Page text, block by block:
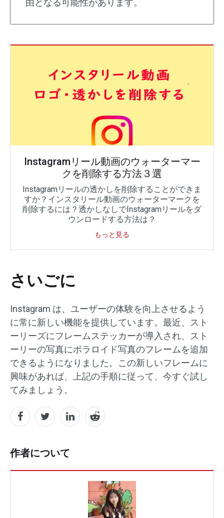
由となる可能性があります。
Instagramリール動画のウォーターマー
クを削除する方法３選
Instagramリールの透かしを削除することができま
すか？インスタリール動画のウォーターマークを
削除するには？透かしなしでInstagramリールをダ
ウンロードする方法は？
もっと見る
さいごに
Instagram は、ユーザーの体験を向上させるよう
に常に新しい機能を提供しています。最近、スト
ーリーズにフレームステッカーが導入され、スト
ーリーの写真にポラロイド写真のフレームを追加
できるようになりました。この新しいフレームに
興味があれば、上記の手順に従って、今すぐ試し
てみましょう。
作者について